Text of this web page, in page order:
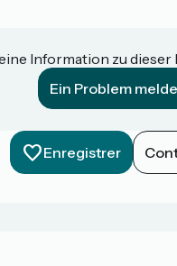
Information zu
Ein Problem
Enregistrer